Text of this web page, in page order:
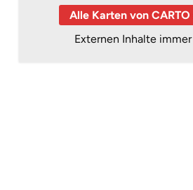
Alle Karten von
Externen Inhalte